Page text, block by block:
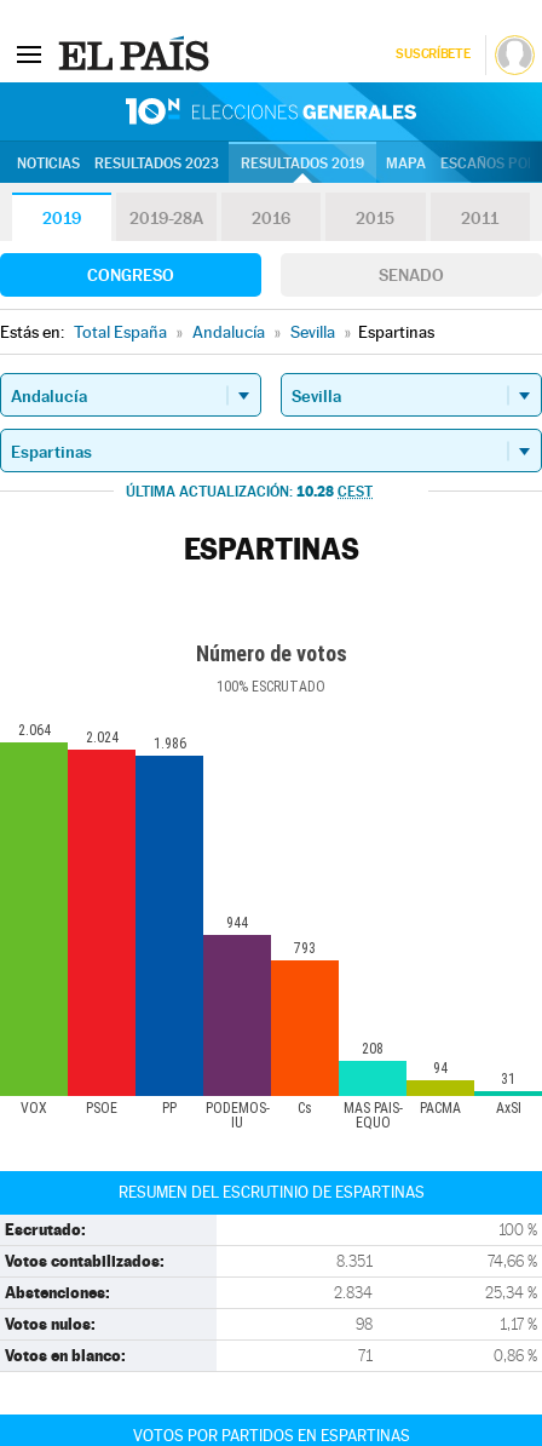
SUSCRÍBETE
NOTICIAS RESULTADOS 2023 RESULTADOS 2019 MAPA ESCAÑOS
2019 2019-28A 2016 2015 2011
CONGRESO SENADO
Estás en: Total España » Andalucía » Sevilla » Espartinas
ÚLTIMA ACTUALIZACIÓN: 10.28 CEST
ESPARTINAS
Número de votos
100% ESCRUTADO
VOX PSOE PP
PODEMOS-
IU
Cs
MÁS PAÍS-
EQUO
PACMA AxSÍ
2.064 2.024 1.986
944
793
208
94
31
RESUMEN DEL ESCRUTINIO DE ESPARTINAS
Escrutado: 100 %
Votos contabilizados: 8.351 74,66 %
Abstenciones: 2.834 25,34 %
Votos nulos: 98 1,17 %
Votos en blanco: 71 0,86 %
VOTOS POR PARTIDOS EN ESPARTINAS